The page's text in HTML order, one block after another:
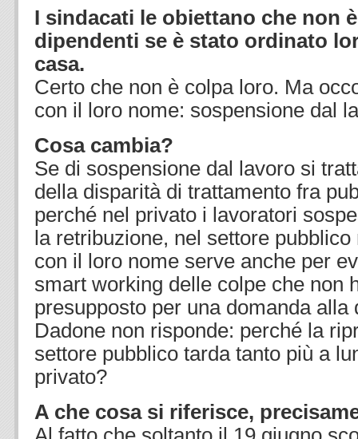
I sindacati le obiettano che non
dipendenti se è stato ordinato
casa.
Certo che non è colpa loro. Ma
con il loro nome: sospensione dal
Cosa cambia?
Se di sospensione dal lavoro si
della disparità di trattamento fra
perché nel privato i lavoratori
la retribuzione, nel settore
con il loro nome serve anche per
smart working delle colpe che non
presupposto per una domanda alla
Dadone non risponde: perché la
settore pubblico tarda tanto più a
privato?
A che cosa si riferisce,